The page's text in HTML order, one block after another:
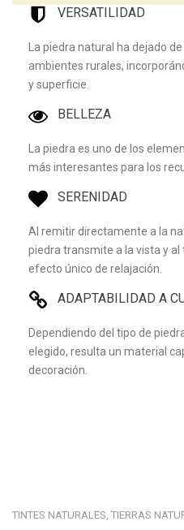
VERSATILIDAD
La piedra natural ha dejado
ambientes rurales,
y superficie.
BELLEZA
La piedra es uno de los
más interesantes para los
SERENIDAD
Al remitir directamente a la
piedra transmite a la vista y
efecto único de relajación.
ADAPTABILIDAD A
Dependiendo del tipo de
elegido, resulta un material
decoración.
TINTES NATURALES, TIERRAS